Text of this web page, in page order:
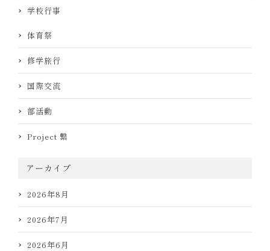
学校行事
体育祭
修学旅行
国際交流
部活動
Project 繋
アーカイブ
2026年8月
2026年7月
2026年6月